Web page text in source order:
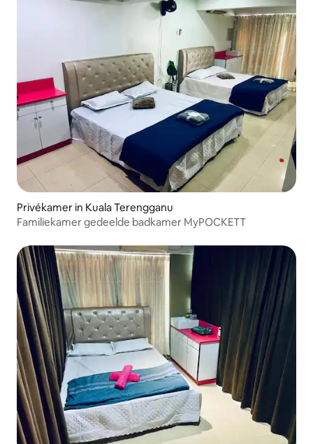
Privékamer in Kuala Terengganu
Familiekamer gedeelde badkamer MyPOCKETT